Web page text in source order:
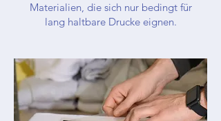
Materialien, die sich nur bedingt für
lang haltbare Drucke eignen.